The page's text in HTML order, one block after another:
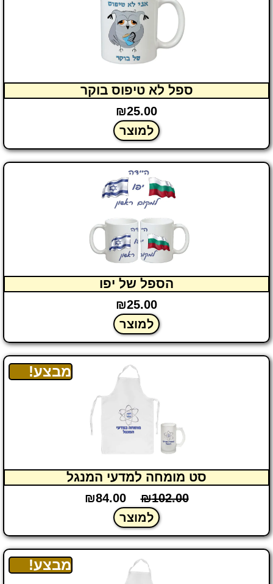
ספל לא טיפוס בוקר
₪25.00
למוצר
הספל של יפו
₪25.00
למוצר
מבצע!
סט מומחה למדעי המנגל
₪102.00
₪84.00
למוצר
מבצע!